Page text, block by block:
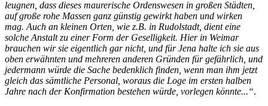
leugnen, dass dieses maurerische Ordenswesen in großen Städten,
auf große rohe Massen ganz günstig gewirkt haben und wirken
mag. Auch an kleinen Orten, wie z.B. in Rudolstadt, dient eine
solche Anstalt zu einer Form der Geselligkeit. Hier in Weimar
brauchen wir sie eigentlich gar nicht, und für Jena halte ich sie aus
oben erwähnten und mehreren anderen Gründen für gefährlich, und
jedermann würde die Sache bedenklich finden, wenn man ihm jetzt
gleich das sämtliche Personal, woraus die Loge im ersten halben
Jahre nach der Konfirmation bestehen würde, vorlegen könnte...“.